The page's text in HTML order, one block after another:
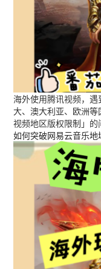
海外使用腾讯视频，
大、澳大利亚、欧洲
视频地区版权限制」的
如何突破网易云音乐地